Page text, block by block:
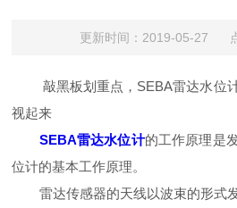
更新时间：2019-05-27
敲黑板划重点，SEBA雷达水位计
视起来
SEBA雷达水位计的工作原理是
位计的基本工作原理。
雷达传感器的天线以波束的形式